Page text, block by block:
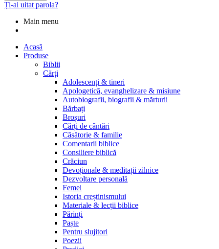
Ți-ai uitat parola?
Main menu
Acasă
Produse
Biblii
Cărți
Adolescenți & tineri
Apologetică, evanghelizare & misiune
Autobiografii, biografii & mărturii
Bărbați
Broșuri
Cărți de cântări
Căsătorie & familie
Comentarii biblice
Consiliere biblică
Crăciun
Devoționale & meditații zilnice
Dezvoltare personală
Femei
Istoria creștinismului
Materiale & lecții biblice
Părinți
Paște
Pentru slujitori
Poezii